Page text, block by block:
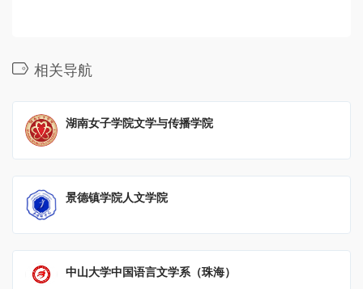
相关导航
湖南女子学院文学与传播学院
景德镇学院人文学院
中山大学中国语言文学系（珠海）